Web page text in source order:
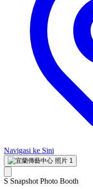
Navigasi ke Sini
S Snapshot Photo Booth